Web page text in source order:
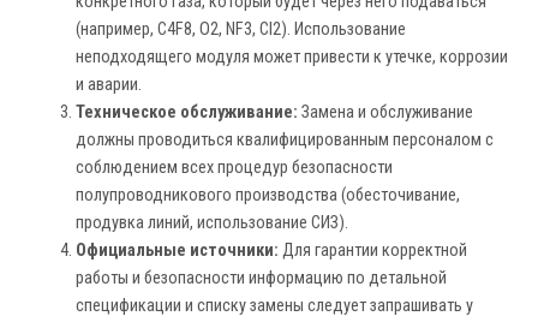
(например, C4F8, O2, NF3, Cl2). Использование
неподходящего модуля может привести к утечке, коррозии
и аварии.
Техническое обслуживание: Замена и обслуживание
должны проводиться квалифицированным персоналом с
соблюдением всех процедур безопасности
полупроводникового производства (обесточивание,
продувка линий, использование СИЗ).
Официальные источники: Для гарантии корректной
работы и безопасности информацию по детальной
спецификации и списку замены следует запрашивать у